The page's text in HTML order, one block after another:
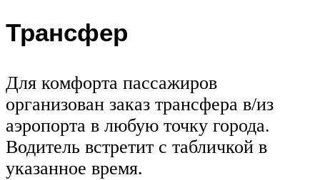
Трансфер
Для комфорта пассажиров
организован заказ трансфера в/из
аэропорта в любую точку города.
Водитель встретит с табличкой в
указанное время.